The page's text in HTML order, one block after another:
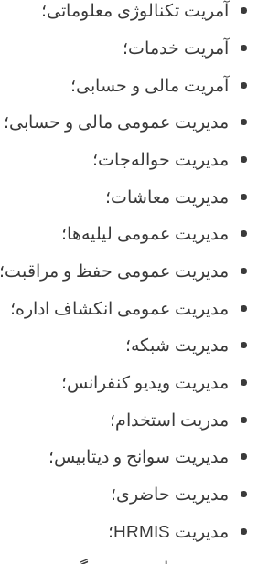
آمریت تکنالوژی معلوماتی؛
آمریت خدمات؛
آمریت مالی و حسابی؛
مدیریت عمومی مالی و حسابی؛
مدیریت حوالهجات؛
مدیریت معاشات؛
مدیریت عمومی لیلیه‌ها؛
مدیریت عمومی حفظ و مراقبت؛
مدیریت عمومی انکشاف اداره؛
مدیریت شبکه؛
مدیریت ویدیو کنفرانس؛
مدریت استخدام؛
مدیریت سوانح و دیتابیس؛
مدیریت حاضری؛
مدیریت HRMIS؛